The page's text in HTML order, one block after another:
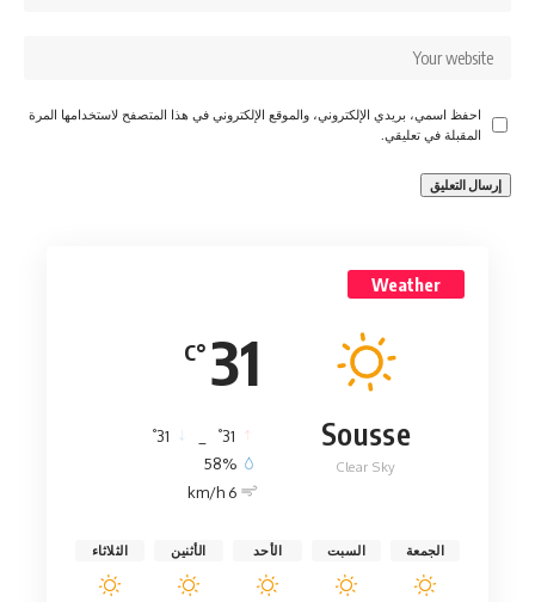
احفظ اسمي، بريدي الإلكتروني، والموقع الإلكتروني في هذا المتصفح لاستخدامها المرة
المقبلة في تعليقي.
Weather
31
°C
Sousse
Clear Sky
31
°
31
°
58%
6 km/h
الجمعة السبت الأحد الأثنين الثلاثاء